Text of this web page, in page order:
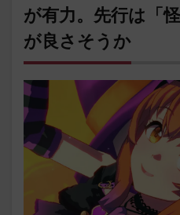
が有力。先行は「
が良さそうか